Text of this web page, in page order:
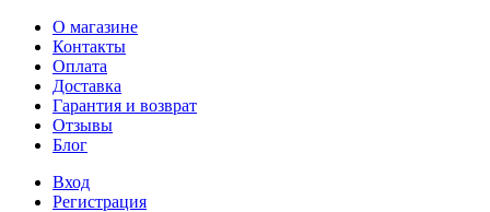
О магазине
Контакты
Оплата
Доставка
Гарантия и возврат
Отзывы
Блог
Вход
Регистрация